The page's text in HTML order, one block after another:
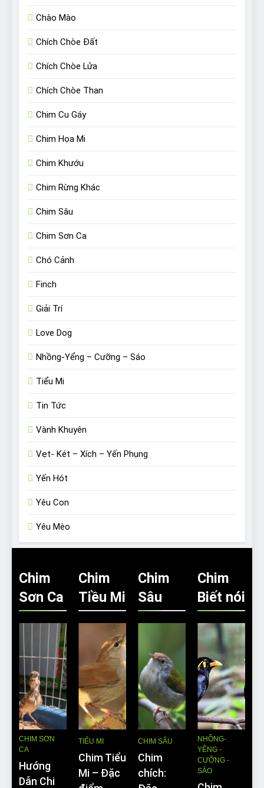
Chào Mào
Chích Chòe Đất
Chích Chòe Lửa
Chích Chòe Than
Chim Cu Gáy
Chim Họa Mi
Chim Khướu
Chim Rừng Khác
Chim Sâu
Chim Sơn Ca
Chó Cảnh
Finch
Giải Trí
Love Dog
Nhồng-Yểng – Cưỡng – Sáo
Tiểu Mi
Tin Tức
Vành Khuyên
Vẹt- Két – Xích – Yến Phụng
Yến Hót
Yêu Con
Yêu Mèo
Chim
Sơn Ca
CHIM SƠN
CA
Hướng
Dẫn Chi
Chim
Tiều Mi
TIỂU MI
Chim Tiểu
Mi – Đặc
Chim
Sâu
CHIM SÂU
Chim
chích:
Chim
Biết nói
NHỒNG-
YỂNG -
CƯỠNG -
SÁO